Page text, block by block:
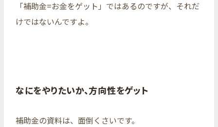
「補助金=お金をゲット」ではあるのですが、それだ
けではないんですよ。
なにをやりたいか、方向性をゲット
補助金の資料は、面倒くさいです。